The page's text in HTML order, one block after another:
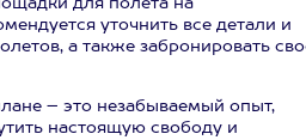
для полета на
уточнить все детали и
а также забронировать
– это незабываемый опыт,
настоящую свободу и